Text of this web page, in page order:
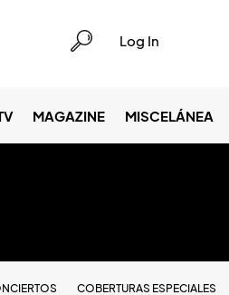
Log In
MAGAZINE MISCELÁNEA
COBERTURAS ESPECIALES